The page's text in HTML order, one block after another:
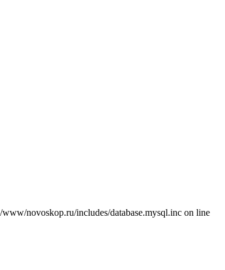
novoskop.ru/includes/database.mysql.inc on line